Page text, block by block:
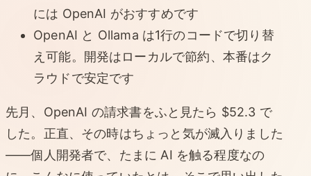
には OpenAI がおすすめです
OpenAI と Ollama は1行のコードで切り替
え可能。開発はローカルで節約、本番はク
ラウドで安定です
先月、OpenAI の請求書をふと見たら $52.3 で
した。正直、その時はちょっと気が滅入りました
——個人開発者で、たまに AI を触る程度なの